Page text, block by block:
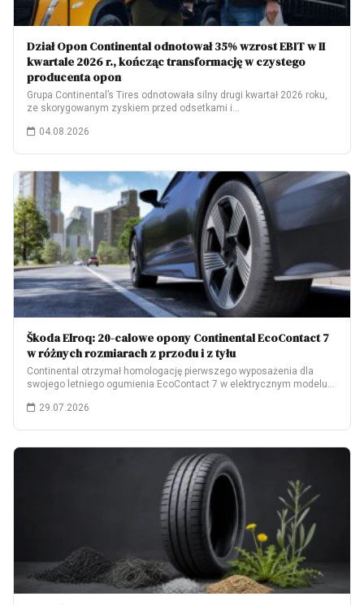
Dział Opon Continental odnotował 35% wzrost EBIT w II
kwartale 2026 r., kończąc transformację w czystego
producenta opon
Grupa Continental’s Tires odnotowała silny drugi kwartał 2026 roku,
ze skorygowanym zyskiem przed odsetkami i…
04.08.2026
Škoda Elroq: 20-calowe opony Continental EcoContact 7
w różnych rozmiarach z przodu i z tyłu
Continental otrzymał homologację pierwszego wyposażenia dla
swojego letniego ogumienia EcoContact 7 w elektrycznym modelu
29.07.2026